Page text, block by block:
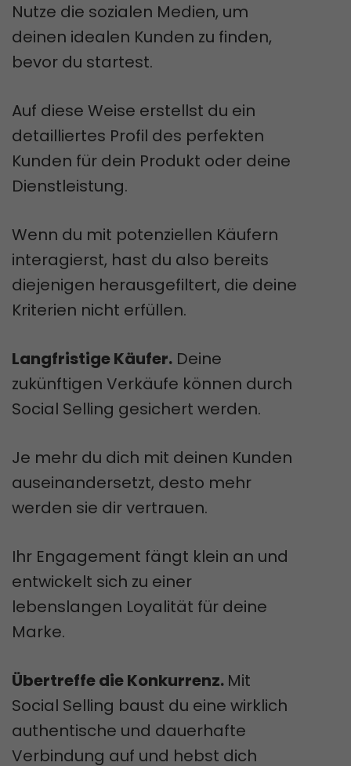
Nutze die sozialen Medien, um
deinen idealen Kunden zu finden,
bevor du startest.
Auf diese Weise erstellst du ein
detailliertes Profil des perfekten
Kunden für dein Produkt oder deine
Dienstleistung.
Wenn du mit potenziellen Käufern
interagierst, hast du also bereits
diejenigen herausgefiltert, die deine
Kriterien nicht erfüllen.
Langfristige Käufer. Deine
zukünftigen Verkäufe können durch
Social Selling gesichert werden.
Je mehr du dich mit deinen Kunden
auseinandersetzt, desto mehr
werden sie dir vertrauen.
Ihr Engagement fängt klein an und
entwickelt sich zu einer
lebenslangen Loyalität für deine
Marke.
Übertreffe die Konkurrenz. Mit
Social Selling baust du eine wirklich
authentische und dauerhafte
Verbindung auf und hebst dich